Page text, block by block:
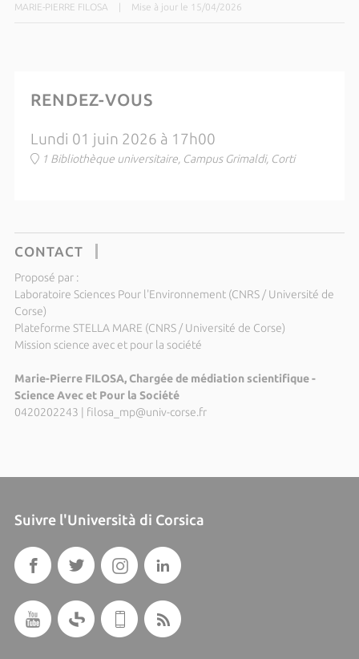
MARIE-PIERRE FILOSA Mise à jour le 15/04/2026
RENDEZ-VOUS
Lundi 01 juin 2026 à 17h00
1 Bibliothèque universitaire, Campus Grimaldi, Corti
CONTACT
Proposé par :
Laboratoire Sciences Pour l'Environnement (CNRS / Université de
Corse)
Plateforme STELLA MARE (CNRS / Université de Corse)
Mission science avec et pour la société
Marie-Pierre FILOSA, Chargée de médiation scientifique -
Science Avec et Pour la Société
0420202243
filosa_mp@univ-corse.fr
Suivre l'Università di Corsica